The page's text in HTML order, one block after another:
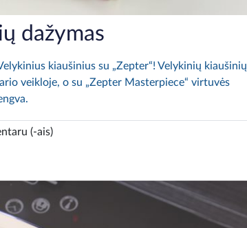
dažymas
kiaušinius su „Zepter“! Velykinių kiaušinių
veikloje, o su „Zepter Masterpiece“ virtuvės
(-ais)